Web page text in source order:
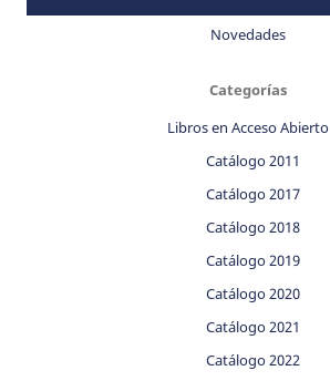
Novedades
Categorías
Libros en Acceso Abierto
Catálogo 2011
Catálogo 2017
Catálogo 2018
Catálogo 2019
Catálogo 2020
Catálogo 2021
Catálogo 2022